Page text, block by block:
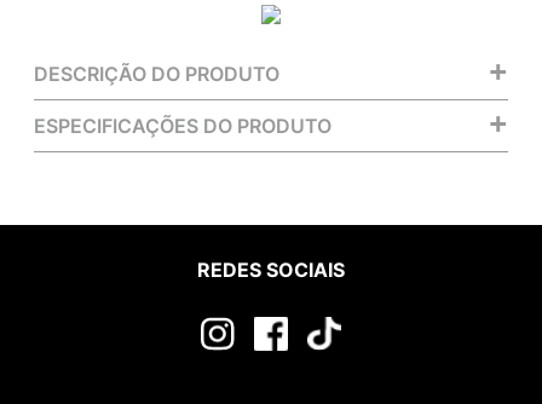
DESCRIÇÃO DO PRODUTO +
ESPECIFICAÇÕES DO PRODUTO +
REDES SOCIAIS